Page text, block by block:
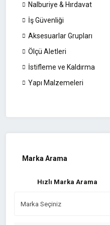
Nalburiye & Hırdavat
İş Güvenliği
Aksesuarlar Grupları
Ölçü Aletleri
İstifleme ve Kaldırma
Yapı Malzemeleri
Marka Arama
Hızlı Marka Arama